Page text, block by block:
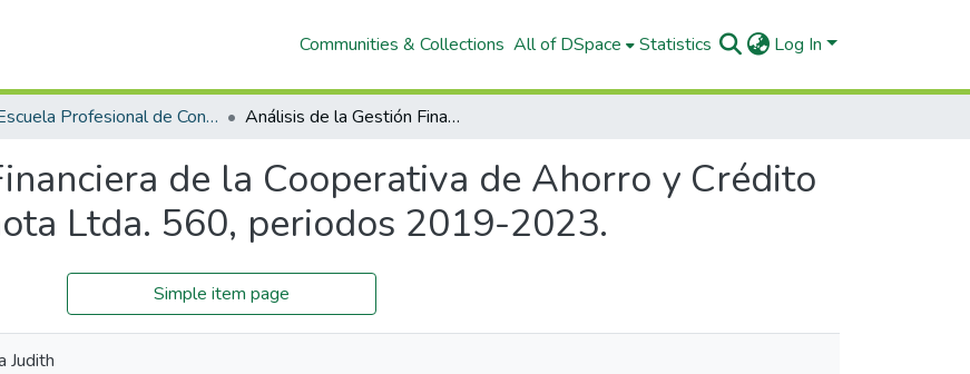
Communities & Collections All of DSpace Statistics Log In
Escuela Profesional de Contabilidad Análisis de la Gestión Financiera de la Cooperativa de Ahorro y Crédito Todos los Santos de Chota Ltda. 560, periodos 2019-2023.
de la Cooperativa de Ahorro y Crédito
Ltda. 560, periodos 2019-2023.
Simple item page
Judith